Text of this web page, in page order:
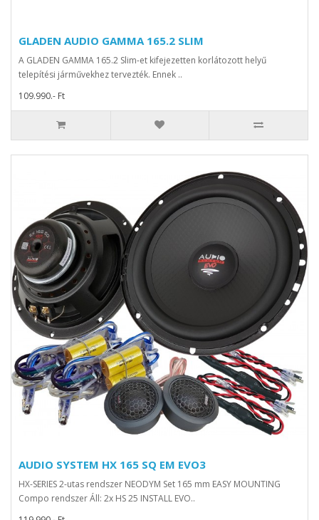
GLADEN AUDIO GAMMA 165.2 SLIM
A GLADEN GAMMA 165.2 Slim-et kifejezetten korlátozott helyű
telepítési járművekhez tervezték. Ennek ..
109.990.- Ft
AUDIO SYSTEM HX 165 SQ EM EVO3
HX-SERIES 2-utas rendszer NEODYM Set 165 mm EASY MOUNTING
Compo rendszer Áll: 2x HS 25 INSTALL EVO..